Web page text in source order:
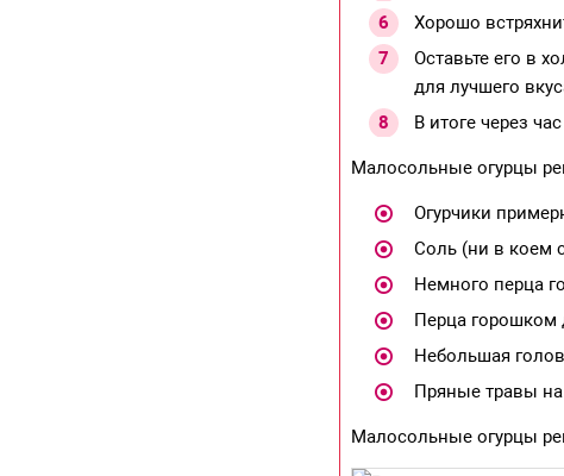
Хорошо
Оставьте его в
для лучшего
В итоге через
Малосольные огурцы
Огурчики
Соль (ни в коем
Немного перца
Перца горошком
Небольшая
Пряные травы
Малосольные огурцы